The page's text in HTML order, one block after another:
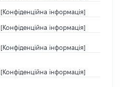
[Конфіденційна інформація]
[Конфіденційна інформація]
[Конфіденційна інформація]
[Конфіденційна інформація]